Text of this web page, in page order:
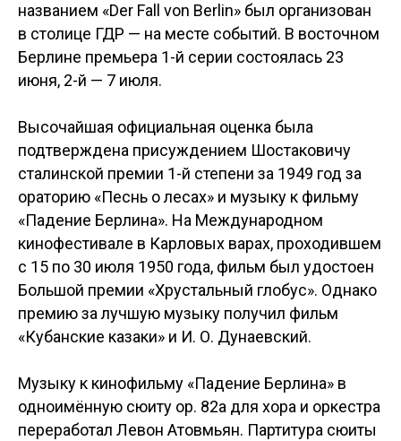
названием «Der Fall von Berlin» был организован
в столице ГДР — на месте событий. В восточном
Берлине премьера 1-й серии состоялась 23
июня, 2-й — 7 июля.
Высочайшая официальная оценка была
подтверждена присуждением Шостаковичу
сталинской премии 1-й степени за 1949 год за
ораторию «Песнь о лесах» и музыку к фильму
«Падение Берлина». На Международном
кинофестивале в Карловых варах, проходившем
с 15 по 30 июля 1950 года, фильм был удостоен
Большой премии «Хрустальный глобус». Однако
премию за лучшую музыку получил фильм
«Кубанские казаки» и И. О. Дунаевский.
Музыку к кинофильму «Падение Берлина» в
одноимённую сюиту ор. 82а для хора и оркестра
переработал Левон Атовмьян. Партитура сюиты